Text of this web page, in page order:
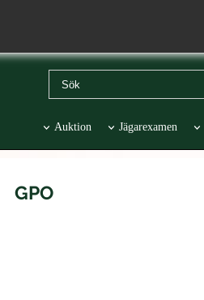
Auktion Jägarexamen
GPO